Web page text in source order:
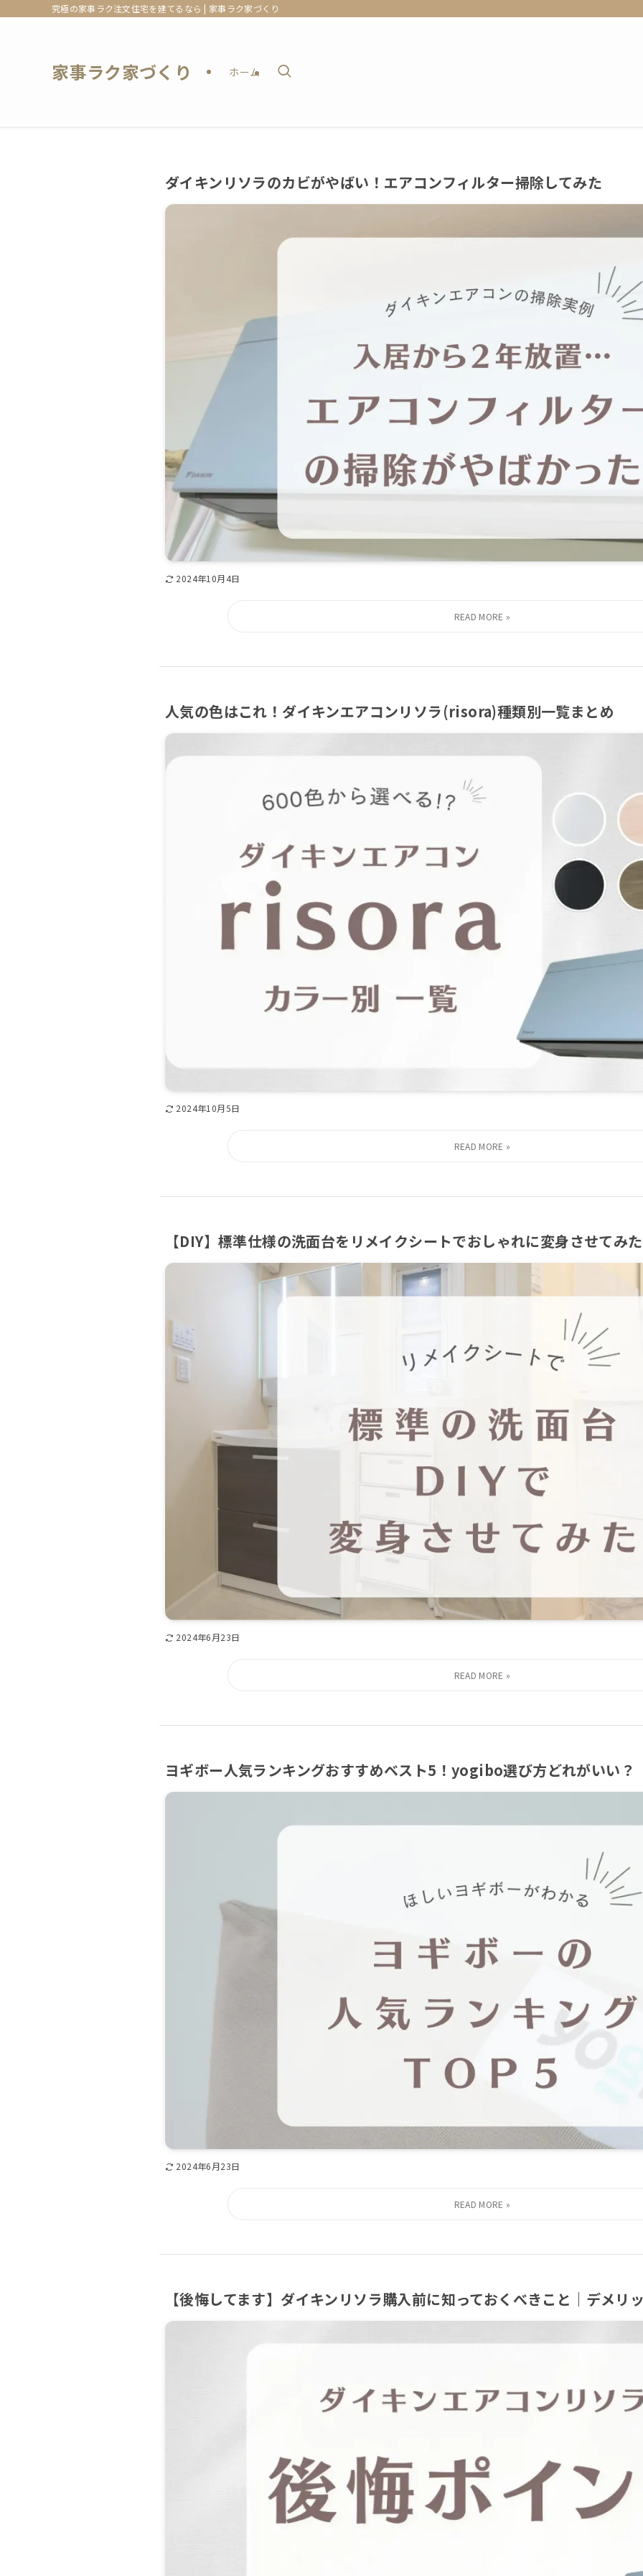
究極の家事ラク注文住宅を建てるなら | 家事ラク家づくり
家事ラク家づくり ホーム
ダイキンリソラのカビがやばい！エアコンフィルター掃除してみた
2024年10月4日
人気の色はこれ！ダイキンエアコンリソラ(risora)種類別一覧まとめ
2024年10月5日
【DIY】標準仕様の洗面台をリメイクシートでおしゃれに変身させてみた
2024年6月23日
ヨギボー人気ランキングおすすめベスト5！yogibo選び方どれがいい？
2024年6月23日
【後悔してます】ダイキンリソラ購入前に知っておくべきこと｜デメリ